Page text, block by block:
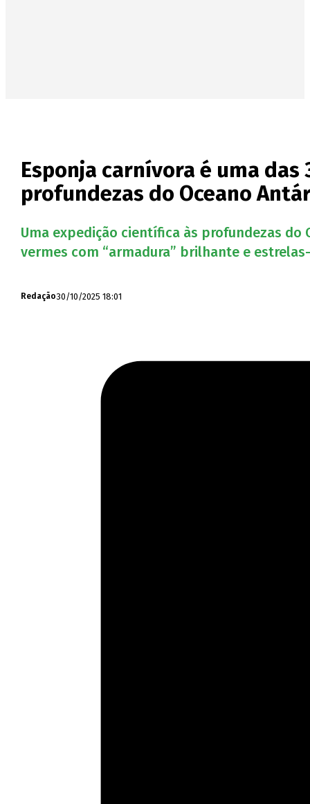
Esponja carnívora é uma
profundezas do Oceano
Uma expedição científica às profundezas do
vermes com “armadura” brilhante e
Redação30/10/2025 18:01